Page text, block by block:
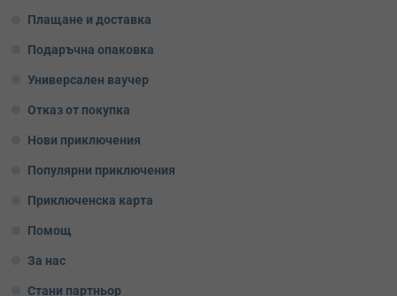
Плащане и доставка
Подаръчна опаковка
Универсален ваучер
Отказ от покупка
Нови приключения
Популярни приключения
Приключенска карта
Помощ
За нас
Стани партньор